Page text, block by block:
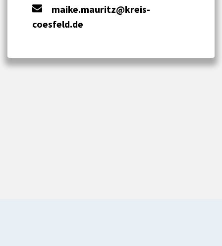
maike.mauritz@kreis-
coesfeld.de